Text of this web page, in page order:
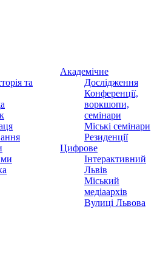
та
ми
Академічне
Дослідження
Конференції,
воркшопи,
семінари
Міські семінари
Резиденції
Цифрове
Інтерактивний
Львів
Міський
медіаархів
Вулиці Львова